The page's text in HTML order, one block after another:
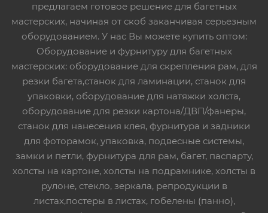
предлагаем готовое решение для багетных
мастерских, начиная от скоб заканчивая серьезным
оборудованием. У нас Вы можете купить оптом:
Оборудование и фурнитуру для багетных
мастерских: оборудование для скрепления рам, для
резки багета,станок для ламинации, станок для
упаковки, оборудование для натяжки холста,
оборудование для резки картона/ДВП/фанеры,
станок для нанесения клея, фурнитура и задники
для фоторамок, упаковка, подвесные системы,
замки и петли, фурнитура для рам, багет, паспарту,
холсты на картоне, холсты на подрамнике, холсты в
рулоне, стекло, зеркала, репродукции в
листах,постеры в листах, гобелены (панно),